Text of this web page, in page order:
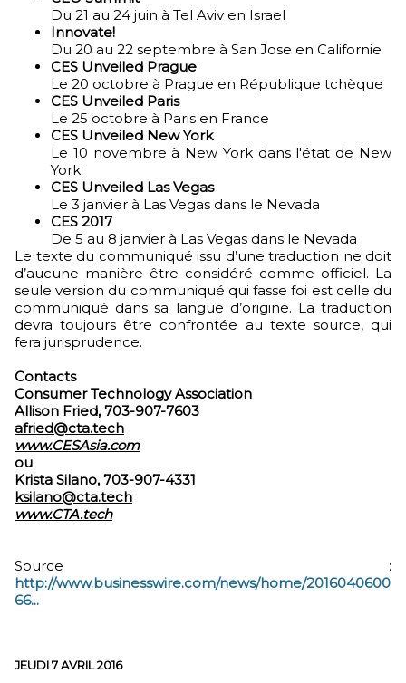
Du 21 au 24 juin à Tel Aviv en Israel
Innovate!
Du 20 au 22 septembre à San Jose en Californie
CES Unveiled Prague
Le 20 octobre à Prague en République tchèque
CES Unveiled Paris
Le 25 octobre à Paris en France
CES Unveiled New York
Le 10 novembre à New York dans l'état de New
York
CES Unveiled Las Vegas
Le 3 janvier à Las Vegas dans le Nevada
CES 2017
De 5 au 8 janvier à Las Vegas dans le Nevada
Le texte du communiqué issu d’une traduction ne doit
d’aucune manière être considéré comme officiel. La
seule version du communiqué qui fasse foi est celle du
communiqué dans sa langue d’origine. La traduction
devra toujours être confrontée au texte source, qui
fera jurisprudence.
Contacts
Consumer Technology Association
Allison Fried, 703-907-7603
afried@cta.tech
www.CESAsia.com
ou
Krista Silano, 703-907-4331
ksilano@cta.tech
www.CTA.tech
Source :
http://www.businesswire.com/news/home/2016040600
66...
JEUDI 7 AVRIL 2016